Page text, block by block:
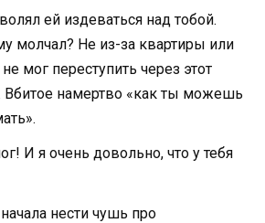
ей издеваться над тобой.
молчал? Не из-за квартиры или
мог переступить через этот
Вбитое намертво «как ты можешь
И я очень довольно, что у тебя
нести чушь про